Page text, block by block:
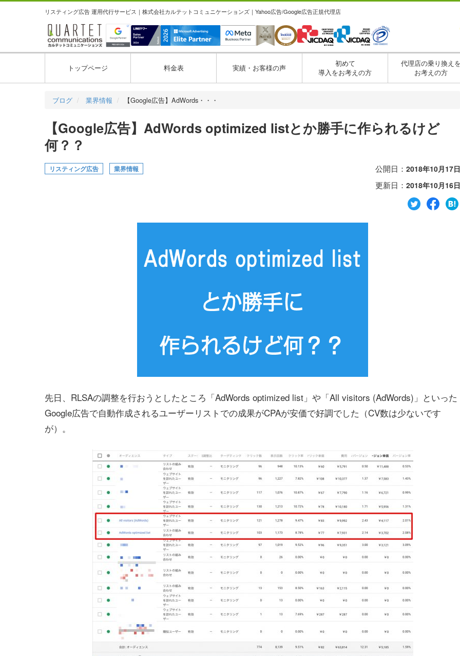
リスティング広告 運用代行サービス｜株式会社カルテットコミュニケーションズ｜Yahoo広告/Google広告正規代理店
トップページ 料金表 実績・お客様の声
初めて
導入をお考えの方
代理店の乗り換え
お考えの方
ブログ 業界情報 【Google広告】AdWords・・・
【Google広告】AdWords optimized listとか勝手に作られるけど
何？？
リスティング広告 業界情報 公開日： 2018年10月17日
更新日： 2018年10月16日
先日、RLSAの調整を行おうとしたところ「AdWords optimized list」や「All visitors (AdWords)」といった
Google広告で自動作成されるユーザーリストでの成果がCPAが安価で好調でした（CV数は少ないです
が）。